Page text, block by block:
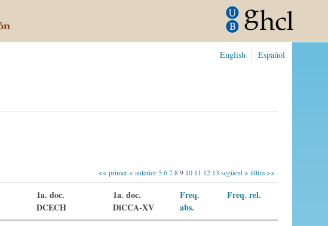
Español
English
<< primer< anterior 56789 10 11 12 13 següent > últim >>
1a. doc.
DCECH
1a. doc.
DiCCA-XV
Freq.
abs.
Freq. rel.